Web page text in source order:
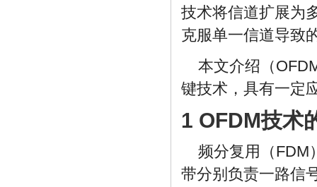
技术将信道扩展为
克服单一信道导致
本文介绍（
键技术，具有一定
1 OFDM技术
频分复用（FDM
带分别负责一路信